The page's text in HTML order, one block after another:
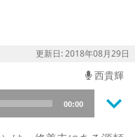
更新日: 2018年08月29日
西貴輝
00:00 keyboard_arrow_down